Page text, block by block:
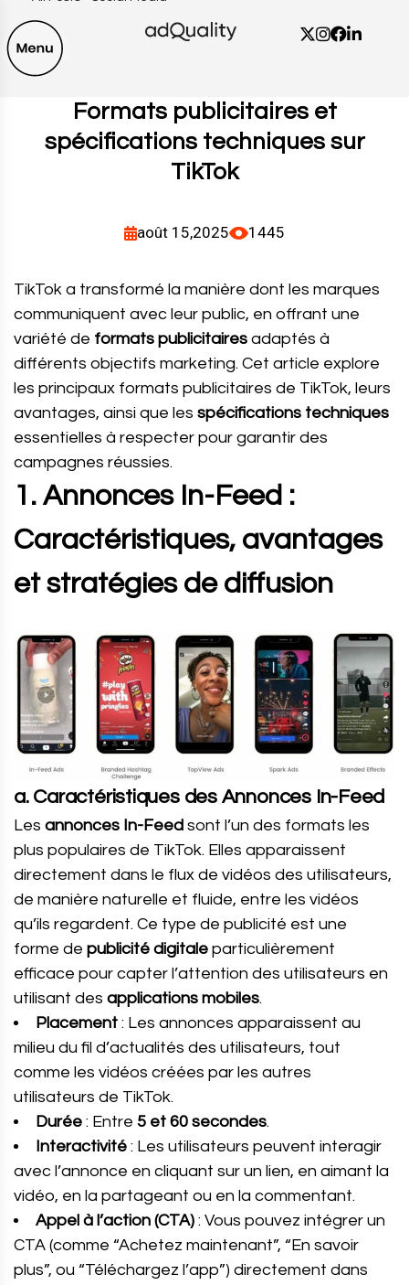
Formats publicitaires et
spécifications techniques sur
TikTok
août 15,2025 1445
TikTok a transformé la manière dont les marques
communiquent avec leur public, en offrant une
variété de formats publicitaires adaptés à
différents objectifs marketing. Cet article explore
les principaux formats publicitaires de TikTok, leurs
avantages, ainsi que les spécifications techniques
essentielles à respecter pour garantir des
campagnes réussies.
1. Annonces In-Feed :
Caractéristiques, avantages
et stratégies de diffusion
a. Caractéristiques des Annonces In-Feed
Les annonces In-Feed sont l’un des formats les
plus populaires de TikTok. Elles apparaissent
directement dans le flux de vidéos des utilisateurs,
de manière naturelle et fluide, entre les vidéos
qu’ils regardent. Ce type de publicité est une
forme de publicité digitale particulièrement
efficace pour capter l’attention des utilisateurs en
utilisant des applications mobiles.
Placement : Les annonces apparaissent au
milieu du fil d’actualités des utilisateurs, tout
comme les vidéos créées par les autres
utilisateurs de TikTok.
Durée : Entre 5 et 60 secondes.
Interactivité : Les utilisateurs peuvent interagir
avec l’annonce en cliquant sur un lien, en aimant la
vidéo, en la partageant ou en la commentant.
Appel à l’action (CTA) : Vous pouvez intégrer un
CTA (comme “Achetez maintenant”, “En savoir
plus”, ou “Téléchargez l’app”) directement dans